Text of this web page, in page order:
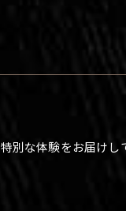
別な体験をお届けし